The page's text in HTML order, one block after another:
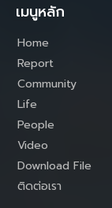
เมนูหลัก
Home
Report
Community
Life
People
Video
Download File
ติดต่อเรา